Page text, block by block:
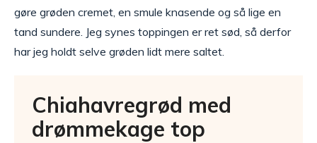
gøre grøden cremet, en smule knasende og så lige en
tand sundere. Jeg synes toppingen er ret sød, så derfor
har jeg holdt selve grøden lidt mere saltet.
Chiahavregrød med
drømmekage top